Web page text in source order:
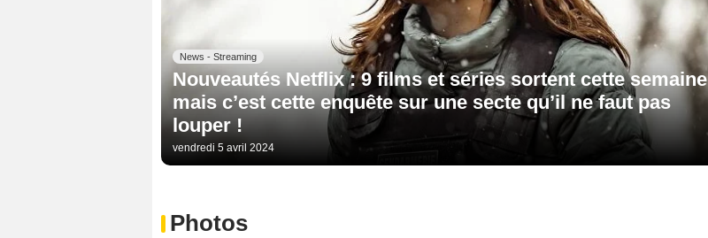
News - Streaming
Nouveautés Netflix : 9 films et séries sortent cette semaine
mais c’est cette enquête sur une secte qu’il ne faut pas
louper !
vendredi 5 avril 2024
Photos